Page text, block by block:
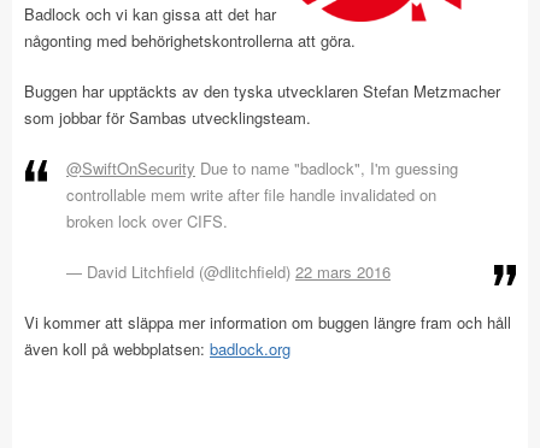
Badlock och vi kan gissa att det har
någonting med behörighetskontrollerna att göra.
Buggen har upptäckts av den tyska utvecklaren Stefan Metzmacher
som jobbar för Sambas utvecklingsteam.
@SwiftOnSecurity Due to name "badlock", I'm guessing
controllable mem write after file handle invalidated on
broken lock over CIFS.
— David Litchfield (@dlitchfield) 22 mars 2016
Vi kommer att släppa mer information om buggen längre fram och håll
även koll på webbplatsen: badlock.org